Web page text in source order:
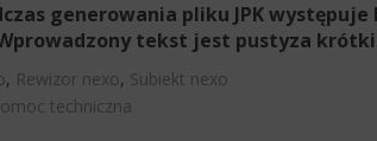
generowania pliku JPK występuje
tekst jest pustyza
, Rewizor nexo, Subiekt nexo
techniczna